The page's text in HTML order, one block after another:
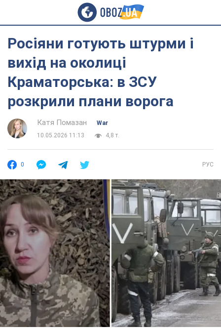
Росіяни готують штурми і
вихід на околиці
Краматорська: в ЗСУ
розкрили плани ворога
Катя Помазан
War
10.05.2026 11:13
4,8 т.
0 РУС